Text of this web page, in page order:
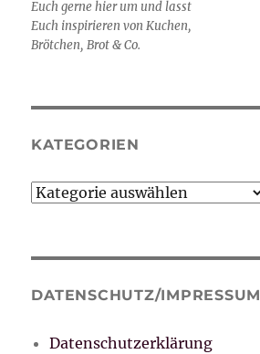
Euch gerne hier um und lasst
Euch inspirieren von Kuchen,
Brötchen, Brot & Co.
KATEGORIEN
Kategorien
DATENSCHUTZ/IMPRESSUM
Datenschutzerklärung